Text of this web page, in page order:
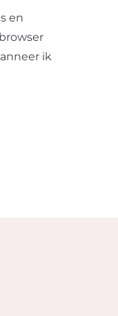
en
ik